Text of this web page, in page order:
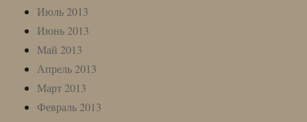
Июль 2013
Июнь 2013
Май 2013
Апрель 2013
Март 2013
Февраль 2013